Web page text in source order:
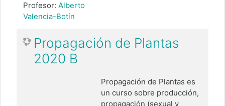
Profesor: Alberto
Valencia-Botín
Propagación de Plantas
2020 B
Propagación de Plantas es
un curso sobre producción,
propagación (sexual y